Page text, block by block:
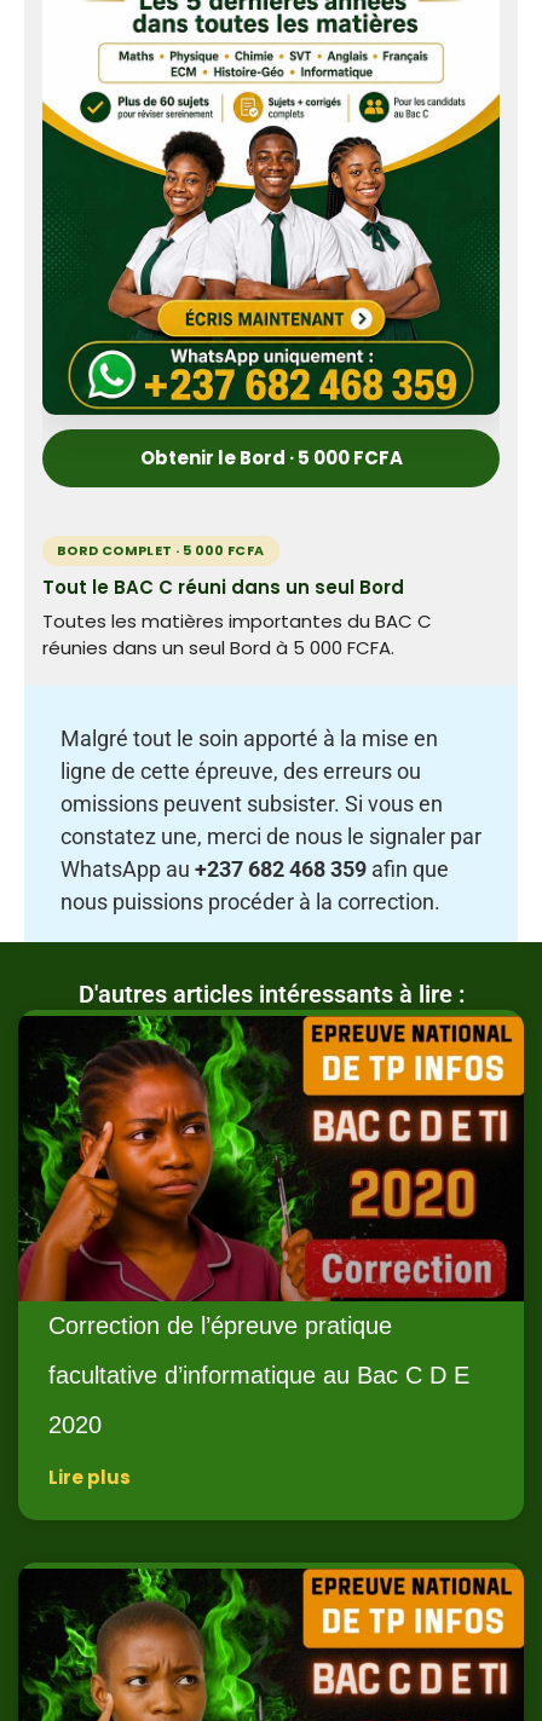
Obtenir le Bord · 5 000 FCFA
BORD COMPLET · 5 000 FCFA
Tout le BAC C réuni dans un seul Bord
Toutes les matières importantes du BAC C
réunies dans un seul Bord à 5 000 FCFA.
Malgré tout le soin apporté à la mise en
ligne de cette épreuve, des erreurs ou
omissions peuvent subsister. Si vous en
constatez une, merci de nous le signaler par
WhatsApp au +237 682 468 359 afin que
nous puissions procéder à la correction.
D'autres articles intéressants à lire :
Correction de l’épreuve pratique
facultative d’informatique au Bac C D E
2020
Lire plus